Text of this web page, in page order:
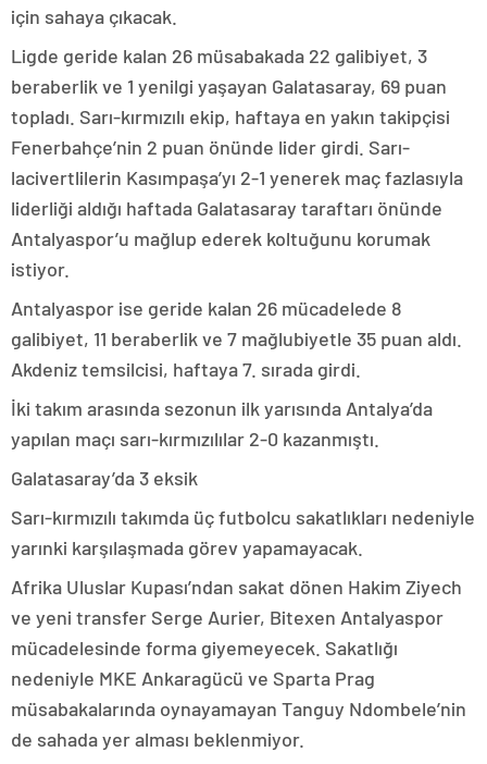
için sahaya çıkacak.
Ligde geride kalan 26 müsabakada 22 galibiyet, 3
beraberlik ve 1 yenilgi yaşayan Galatasaray, 69 puan
topladı. Sarı-kırmızılı ekip, haftaya en yakın takipçisi
Fenerbahçe’nin 2 puan önünde lider girdi. Sarı-
lacivertlilerin Kasımpaşa’yı 2-1 yenerek maç fazlasıyla
liderliği aldığı haftada Galatasaray taraftarı önünde
Antalyaspor’u mağlup ederek koltuğunu korumak
istiyor.
Antalyaspor ise geride kalan 26 mücadelede 8
galibiyet, 11 beraberlik ve 7 mağlubiyetle 35 puan aldı.
Akdeniz temsilcisi, haftaya 7. sırada girdi.
İki takım arasında sezonun ilk yarısında Antalya’da
yapılan maçı sarı-kırmızılılar 2-0 kazanmıştı.
Galatasaray’da 3 eksik
Sarı-kırmızılı takımda üç futbolcu sakatlıkları nedeniyle
yarınki karşılaşmada görev yapamayacak.
Afrika Uluslar Kupası’ndan sakat dönen Hakim Ziyech
ve yeni transfer Serge Aurier, Bitexen Antalyaspor
mücadelesinde forma giyemeyecek. Sakatlığı
nedeniyle MKE Ankaragücü ve Sparta Prag
müsabakalarında oynayamayan Tanguy Ndombele’nin
de sahada yer alması beklenmiyor.